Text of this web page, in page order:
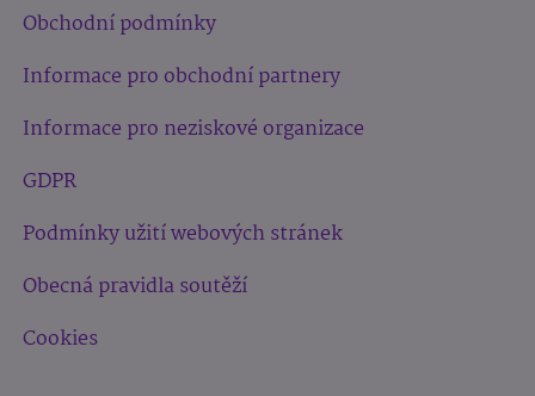
Obchodní podmínky
Informace pro obchodní partnery
Informace pro neziskové organizace
GDPR
Podmínky užití webových stránek
Obecná pravidla soutěží
Cookies